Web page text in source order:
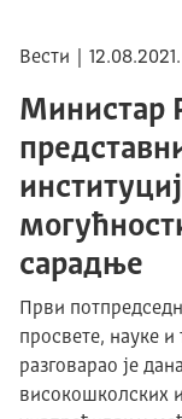
Вести | 12.08.2021.
Министар
сарадње
Први
просвете, науке
разговарао је
високошколских